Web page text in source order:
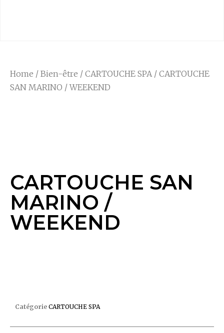
Home / Bien-être / CARTOUCHE SPA/ CARTOUCHE
SAN MARINO / WEEKEND
CARTOUCHE SAN
MARINO /
WEEKEND
Catégorie CARTOUCHE SPA